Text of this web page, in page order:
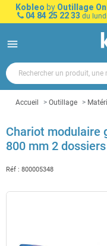
Kobleo by Outillage
04 84 25 22 33 du
menu
Accueil Outillage
Chariot modulaire
800 mm 2
Réf : 800005348